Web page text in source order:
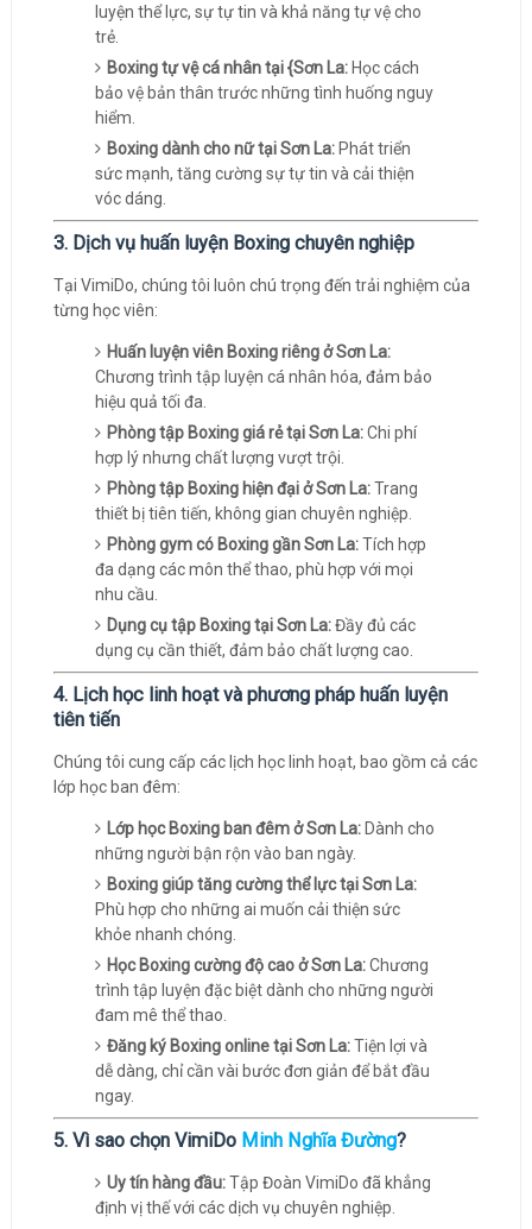
luyện thể lực, sự tự tin và khả năng tự vệ cho
trẻ.
Boxing tự vệ cá nhân tại {Sơn La:Học cách
bảo vệ bản thân trước những tình huống nguy
hiểm.
Boxing dành cho nữ tại Sơn La:Phát triển
sức mạnh, tăng cường sự tự tin và cải thiện
vóc dáng.
3. Dịch vụ huấn luyện Boxing chuyên nghiệp
Tại VimiDo, chúng tôi luôn chú trọng đến trải nghiệm của
từng học viên:
Huấn luyện viên Boxing riêng ở Sơn La:
Chương trình tập luyện cá nhân hóa, đảm bảo
hiệu quả tối đa.
Phòng tập Boxing giá rẻ tại Sơn La:Chi phí
hợp lý nhưng chất lượng vượt trội.
Phòng tập Boxing hiện đại ở Sơn La:Trang
thiết bị tiên tiến, không gian chuyên nghiệp.
Phòng gym có Boxing gần Sơn La:Tích hợp
đa dạng các môn thể thao, phù hợp với mọi
nhu cầu.
Dụng cụ tập Boxing tại Sơn La:Đầy đủ các
dụng cụ cần thiết, đảm bảo chất lượng cao.
4. Lịch học linh hoạt và phương pháp huấn luyện
tiên tiến
Chúng tôi cung cấp các lịch học linh hoạt, bao gồm cả các
lớp học ban đêm:
Lớp học Boxing ban đêm ở Sơn La:Dành cho
những người bận rộn vào ban ngày.
Boxing giúp tăng cường thể lực tại Sơn La:
Phù hợp cho những ai muốn cải thiện sức
khỏe nhanh chóng.
Học Boxing cường độ cao ở Sơn La:Chương
trình tập luyện đặc biệt dành cho những người
đam mê thể thao.
Đăng ký Boxing online tại Sơn La:Tiện lợi và
dễ dàng, chỉ cần vài bước đơn giản để bắt đầu
ngay.
5. Vì sao chọn VimiDo Minh Nghĩa Đường?
Uy tín hàng đầu:Tập Đoàn VimiDo đã khẳng
định vị thế với các dịch vụ chuyên nghiệp.